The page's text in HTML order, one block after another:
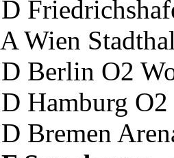
Wien
Berlin O2
Hamburg
Bremen